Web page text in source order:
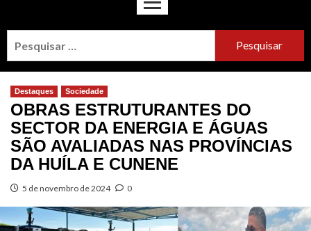
Destaques Sociedade
OBRAS ESTRUTURANTES DO
SECTOR DA ENERGIA E ÁGUAS
SÃO AVALIADAS NAS PROVÍNCIAS
DA HUÍLA E CUNENE
5 de novembro de 2024 0